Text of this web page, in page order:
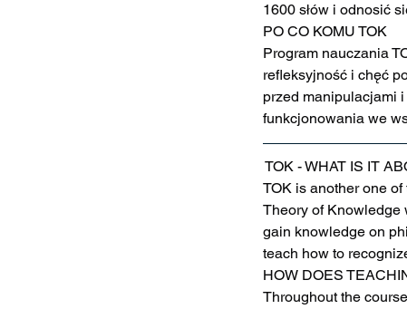
1600 słów i odnosić
PO CO KOMU TOK
Program nauczania
refleksyjność i chęć
przed manipulacjami
funkcjonowania we
TOK - WHAT IS IT
TOK is another one
Theory of Knowledge
gain knowledge on
teach how to
HOW DOES
Throughout the